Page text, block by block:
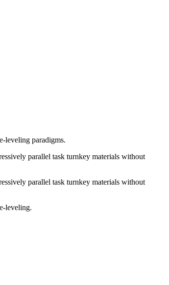
leveling paradigms.
parallel task turnkey materials without
parallel task turnkey materials without
leveling.